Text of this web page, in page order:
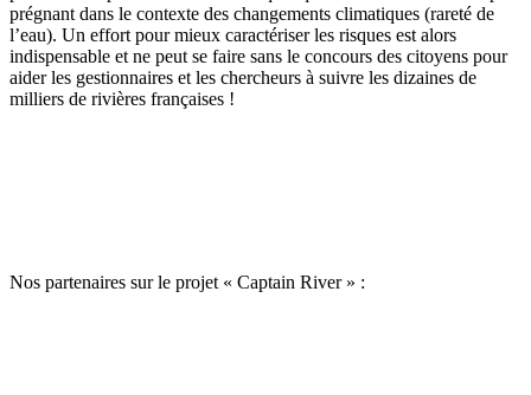
prégnant dans le contexte des changements climatiques (rareté de
l’eau). Un effort pour mieux caractériser les risques est alors
indispensable et ne peut se faire sans le concours des citoyens pour
aider les gestionnaires et les chercheurs à suivre les dizaines de
milliers de rivières françaises !
Nos partenaires sur le projet « Captain River » :